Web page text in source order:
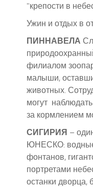
"крепости в
Ужин и отдых в
ПИННАВЕЛА
филиалом
малыши,
животных.
могут
за кормлением
СИГИРИЯ –
ЮНЕСКО: водные
фонтанов,
портретами
останки дворца,